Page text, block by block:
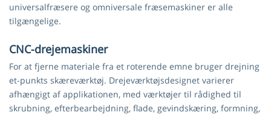
universalfræsere og omniversale fræsemaskiner er alle
tilgængelige.
CNC-drejemaskiner
For at fjerne materiale fra et roterende emne bruger drejning
et-punkts skæreværktøj. Drejeværktøjsdesignet varierer
afhængigt af applikationen, med værktøjer til rådighed til
skrubning, efterbearbejdning, flade, gevindskæring, formning,